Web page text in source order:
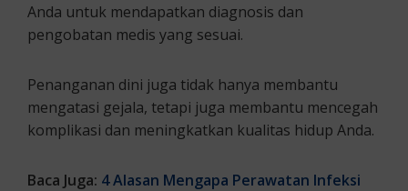
Anda untuk mendapatkan diagnosis dan
pengobatan medis yang sesuai.
Penanganan dini juga tidak hanya membantu
mengatasi gejala, tetapi juga membantu mencegah
komplikasi dan meningkatkan kualitas hidup Anda.
Baca Juga: 4 Alasan Mengapa Perawatan Infeksi